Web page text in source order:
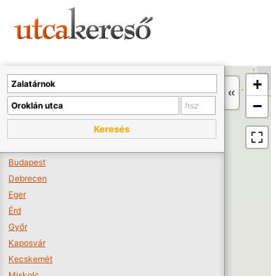
+
−
Keresés
Budapest
Debrecen
Eger
Érd
Győr
Kaposvár
Kecskemét
A térképet kicsinyíteni kell, hogy látszódjanak a boltok.
Boltok látszódjanak >>